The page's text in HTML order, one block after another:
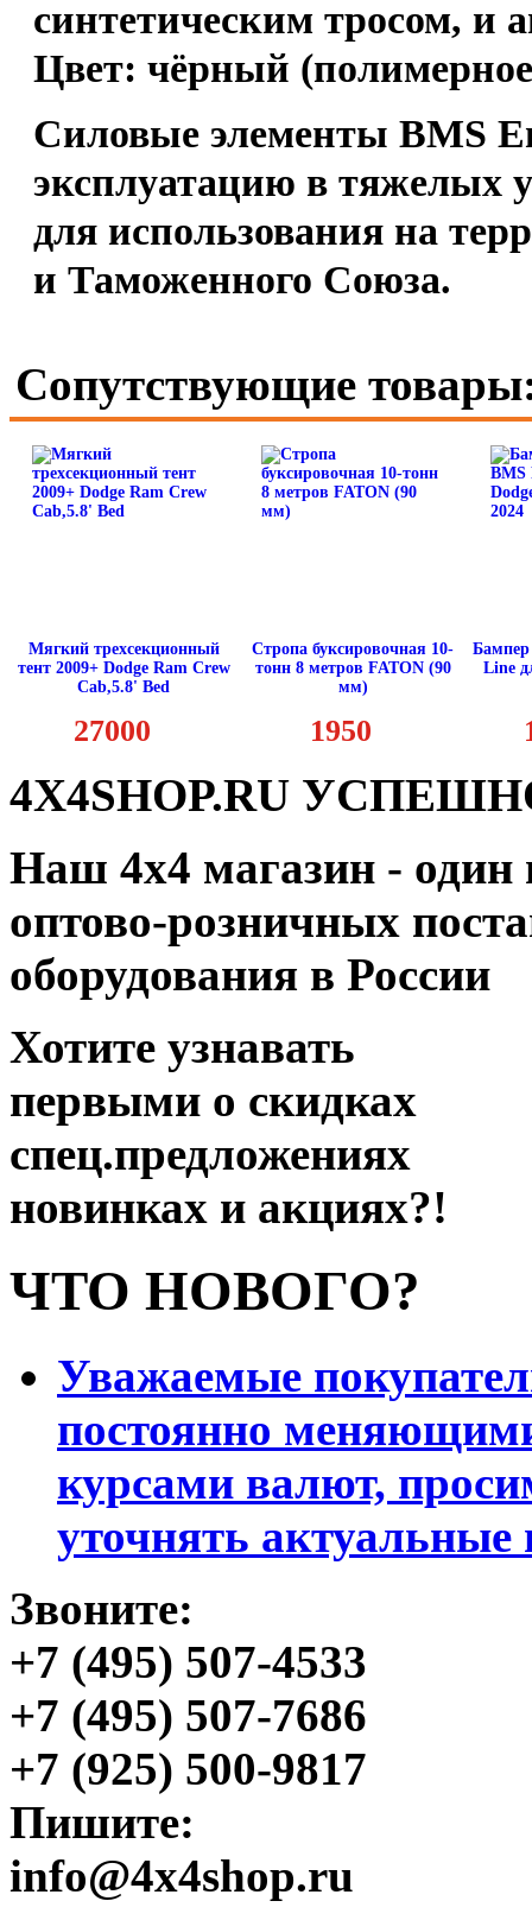
синтетическим тросом, и
Цвет: чёрный
Силовые элементы BMS
эксплуатацию в тяжелых
для использования на
и Таможенного Союза.
Сопутствующие
Мягкий трехсекционный
тент 2009+ Dodge Ram Crew
Cab,5.8' Bed
27000
Стропа буксировочная 10-
тонн 8 метров FATON (90
мм)
1950
Бампер
Line
4X4SHOP.RU
Наш 4x4 магазин -
оптово-розничных
оборудования в России
Хотите узнавать
первыми о скидках
спец.предложениях
новинках и акциях?!
ЧТО НОВОГО?
Уважаемые
постоянно
курсами валют,
уточнять
Звоните:
+7 (495) 507-4533
+7 (495) 507-7686
+7 (925) 500-9817
Пишите:
info@4x4shop.ru